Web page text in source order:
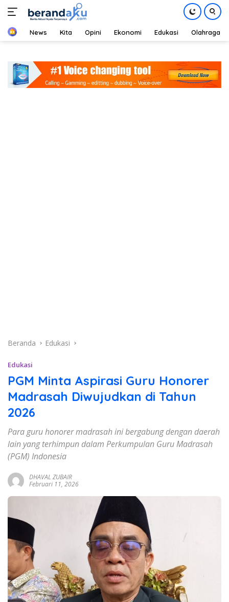
konten
HomeNews Kita Opini Ekonomi Edukasi Olahraga
Beranda Edukasi
Edukasi
PGM Minta Aspirasi Guru Honorer
Madrasah Diwujudkan di Tahun
2026
Para guru honorer madrasah ini bergabung dengan daerah
lain yang terhimpun dalam Perkumpulan Guru Madrasah
(PGM) Indonesia
DHAVAL ZUBAIR
Februari 11, 2026